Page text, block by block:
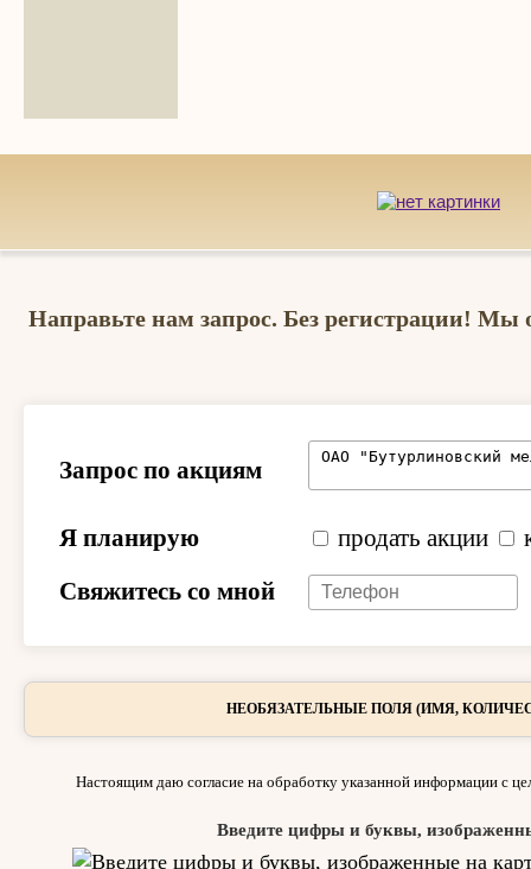
Направьте нам запрос. Без регистрации! Мы
Запрос по акциям
Я планирую продать акции
Свяжитесь со мной
НЕОБЯЗАТЕЛЬНЫЕ ПОЛЯ (ИМЯ,
Настоящим даю согласие на обработку указанной информации с
Введите цифры и буквы,